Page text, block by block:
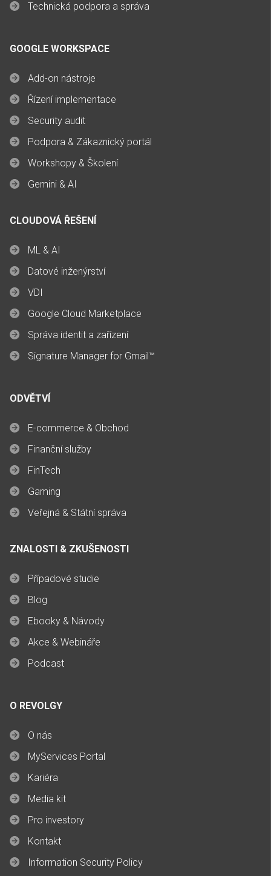
Technická podpora a správa
GOOGLE WORKSPACE
Add-on nástroje
Řízení implementace
Security audit
Podpora & Zákaznický portál
Workshopy & Školení
Gemini & AI
CLOUDOVÁ ŘEŠENÍ
ML & AI
Datové inženýrství
VDI
Google Cloud Marketplace
Správa identit a zařízení
Signature Manager for Gmail™
ODVĚTVÍ
E-commerce & Obchod
Finanční služby
FinTech
Gaming
Veřejná & Státní správa
ZNALOSTI & ZKUŠENOSTI
Případové studie
Blog
Ebooky & Návody
Akce & Webináře
Podcast
O REVOLGY
O nás
MyServices Portal
Kariéra
Media kit
Pro investory
Kontakt
Information Security Policy